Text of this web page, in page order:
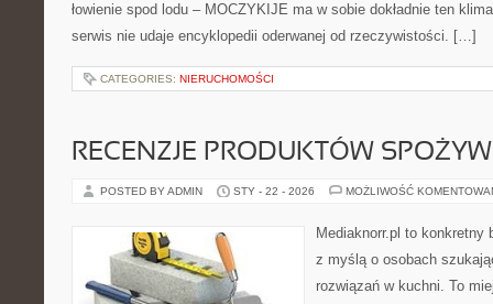
łowienie spod lodu – MOCZYKIJE ma w sobie dokładnie ten
serwis nie udaje encyklopedii oderwanej od rzeczywistości. […]
CATEGORIES: NIERUCHOMOŚCI
RECENZJE PRODUKTÓW
POSTED BY ADMIN STY - 22 - 2026 MOŻLIWOŚĆ
Mediaknorr.pl to konkretny
z myślą o osobach
rozwiązań w kuchni. To